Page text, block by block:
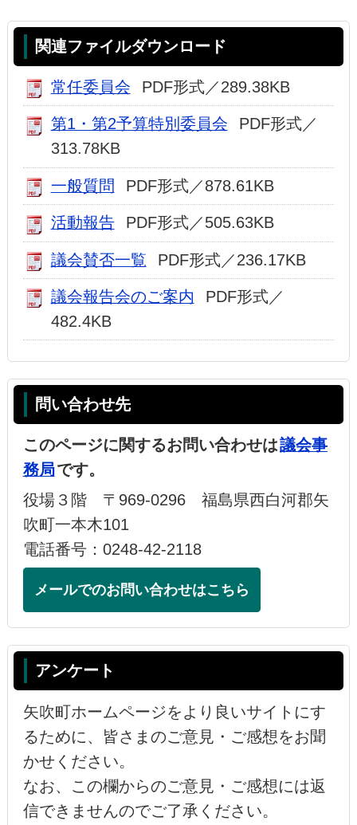
関連ファイルダウンロード
常任委員会 PDF形式／289.38KB
第1・第2予算特別委員会
PDF形式／
313.78KB
一般質問 PDF形式／878.61KB
活動報告 PDF形式／505.63KB
議会賛否一覧 PDF形式／236.17KB
議会報告会のご案内
PDF形式／
482.4KB
問い合わせ先
このページに関するお問い合わせは議会事
務局です。
役場３階 〒969-0296 福島県西白河郡矢
吹町一本木101
電話番号：0248-42-2118
メールでのお問い合わせはこちら
アンケート
矢吹町ホームページをより良いサイトにす
るために、皆さまのご意見・ご感想をお聞
かせください。
なお、この欄からのご意見・ご感想には返
信できませんのでご了承ください。